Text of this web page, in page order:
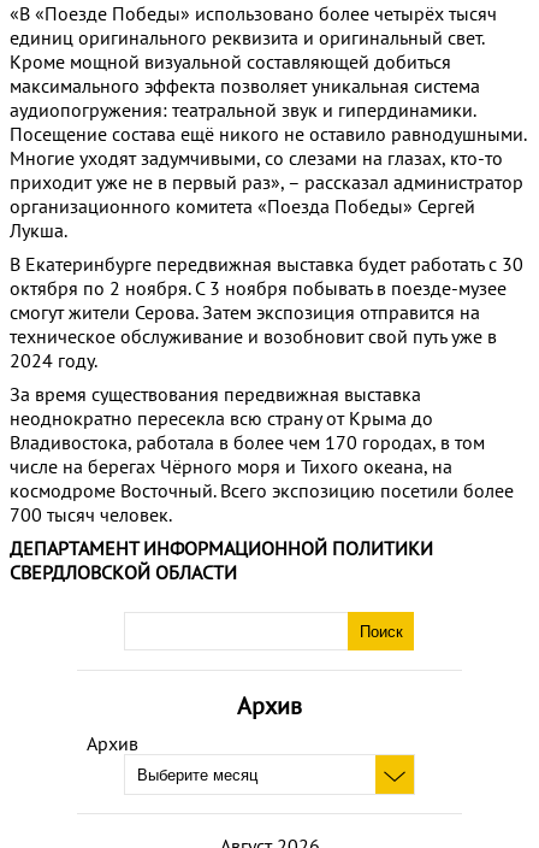
Архив
Архив
«В «Поезде Победы» использовано более четырёх тысяч
единиц оригинального реквизита и оригинальный свет.
Кроме мощной визуальной составляющей добиться
максимального эффекта позволяет уникальная система
аудиопогружения: театральной звук и гипердинамики.
Посещение состава ещё никого не оставило равнодушными.
Многие уходят задумчивыми, со слезами на глазах, кто-то
приходит уже не в первый раз», – рассказал администратор
организационного комитета «Поезда Победы» Сергей
Лукша.
В Екатеринбурге передвижная выставка будет работать с 30
октября по 2 ноября. С 3 ноября побывать в поезде-музее
смогут жители Серова. Затем экспозиция отправится на
техническое обслуживание и возобновит свой путь уже в
2024 году.
За время существования передвижная выставка
неоднократно пересекла всю страну от Крыма до
Владивостока, работала в более чем 170 городах, в том
числе на берегах Чёрного моря и Тихого океана, на
космодроме Восточный. Всего экспозицию посетили более
700 тысяч человек.
ДЕПАРТАМЕНТ ИНФОРМАЦИОННОЙ ПОЛИТИКИ
СВЕРДЛОВСКОЙ ОБЛАСТИ